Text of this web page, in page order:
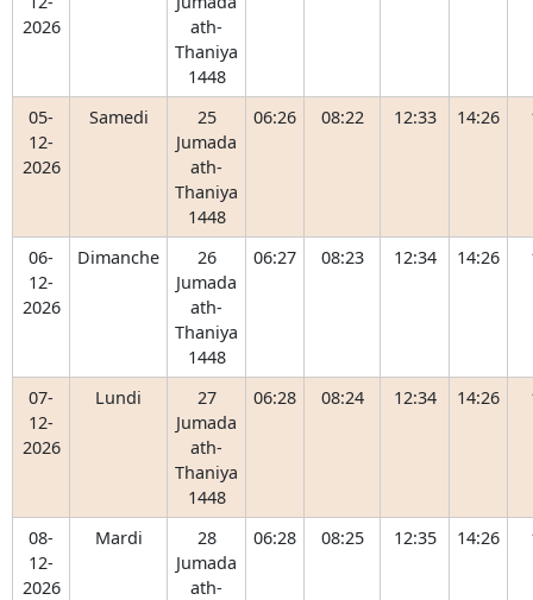
2026
ath-
Thaniya
1448
05-
12-
2026
Samedi
25
Jumada
ath-
Thaniya
1448
06:26 08:22 12:33 14:26
06-
12-
2026
Dimanche
26
Jumada
ath-
Thaniya
1448
06:27 08:23 12:34 14:26
07-
12-
2026
Lundi
27
Jumada
ath-
Thaniya
1448
06:28 08:24 12:34 14:26
08-
12-
2026
Mardi
28
Jumada
ath-
06:28 08:25 12:35 14:26